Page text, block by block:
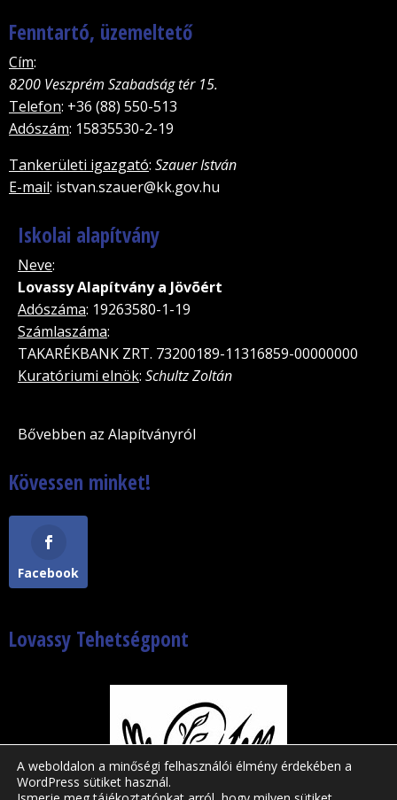
Fenntartó, üzemeltető
Cím:
8200 Veszprém Szabadság tér 15.
Telefon: +36 (88) 550-513
Adószám: 15835530-2-19
Tankerületi igazgató: Szauer István
E-mail: istvan.szauer@kk.gov.hu
Iskolai alapítvány
Neve:
Lovassy Alapítvány a Jövõért
Adószáma: 19263580-1-19
Számlaszáma:
TAKARÉKBANK ZRT. 73200189-11316859-00000000
Kuratóriumi elnök: Schultz Zoltán
Bővebben az Alapítványról
Kövessen minket!
Facebook
Lovassy Tehetségpont
A weboldalon a minőségi felhasználói élmény érdekében a
WordPress sütiket használ.